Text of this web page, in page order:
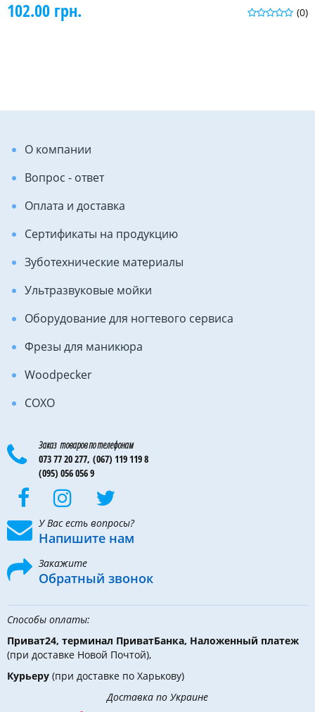
(0)
102.00 грн.
О компании
Вопрос - ответ
Оплата и доставка
Сертификаты на продукцию
Зуботехнические материалы
Ультразвуковые мойки
Оборудование для ногтевого сервиса
Фрезы для маникюра
Woodpecker
COXO
Заказ товаров по телефонам
073 77 20 277, (067) 119 119 8
(095) 056 056 9
У Вас есть вопросы?
Напишите нам
Закажите
Обратный звонок
Способы оплаты:
Приват24, терминал ПриватБанка, Наложенный платеж
(при доставке Новой Почтой),
Курьеру (при доставке по Харькову)
Доставка по Украине